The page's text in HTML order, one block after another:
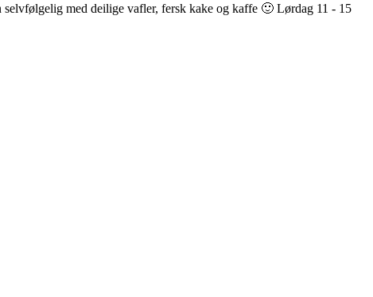
med deilige vafler, fersk kake og kaffe 🙂 Lørdag 11 - 15